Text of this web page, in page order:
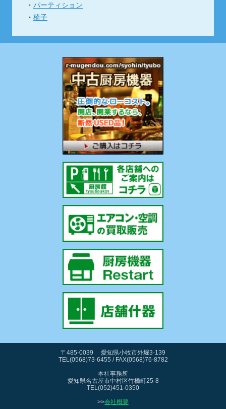
パーティション
椅子
〒485-0039 愛知県小牧市外堀3-139
TEL(0568)73-6455 / FAX(0568)76-8782
本社事務所
愛知県名古屋市中村区竹橋町25-8
TEL(052)451-0350
>>会社概要